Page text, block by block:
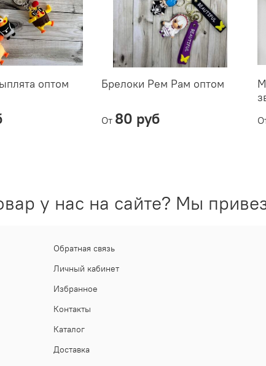
оптом Брелоки Рем Рам оптом
От 80 руб
у нас на сайте? Мы
Обратная связь
Личный кабинет
Избранное
Контакты
Каталог
Доставка